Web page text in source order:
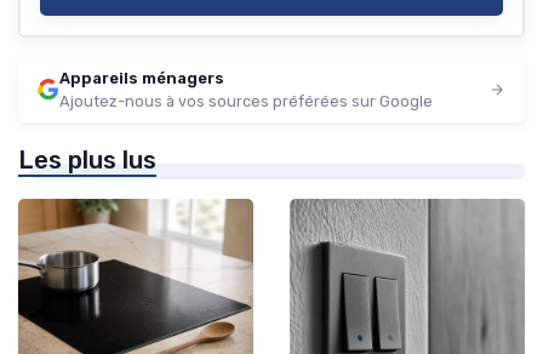
Appareils ménagers
Ajoutez-nous à vos sources préférées sur Google
Les plus lus